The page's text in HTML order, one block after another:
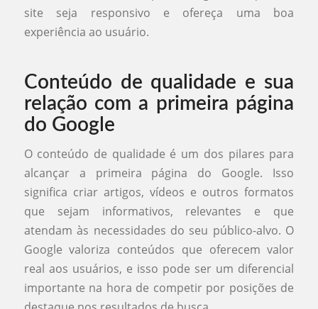
site seja responsivo e ofereça uma boa
experiência ao usuário.
Conteúdo de qualidade e sua
relação com a primeira página
do Google
O conteúdo de qualidade é um dos pilares para
alcançar a primeira página do Google. Isso
significa criar artigos, vídeos e outros formatos
que sejam informativos, relevantes e que
atendam às necessidades do seu público-alvo. O
Google valoriza conteúdos que oferecem valor
real aos usuários, e isso pode ser um diferencial
importante na hora de competir por posições de